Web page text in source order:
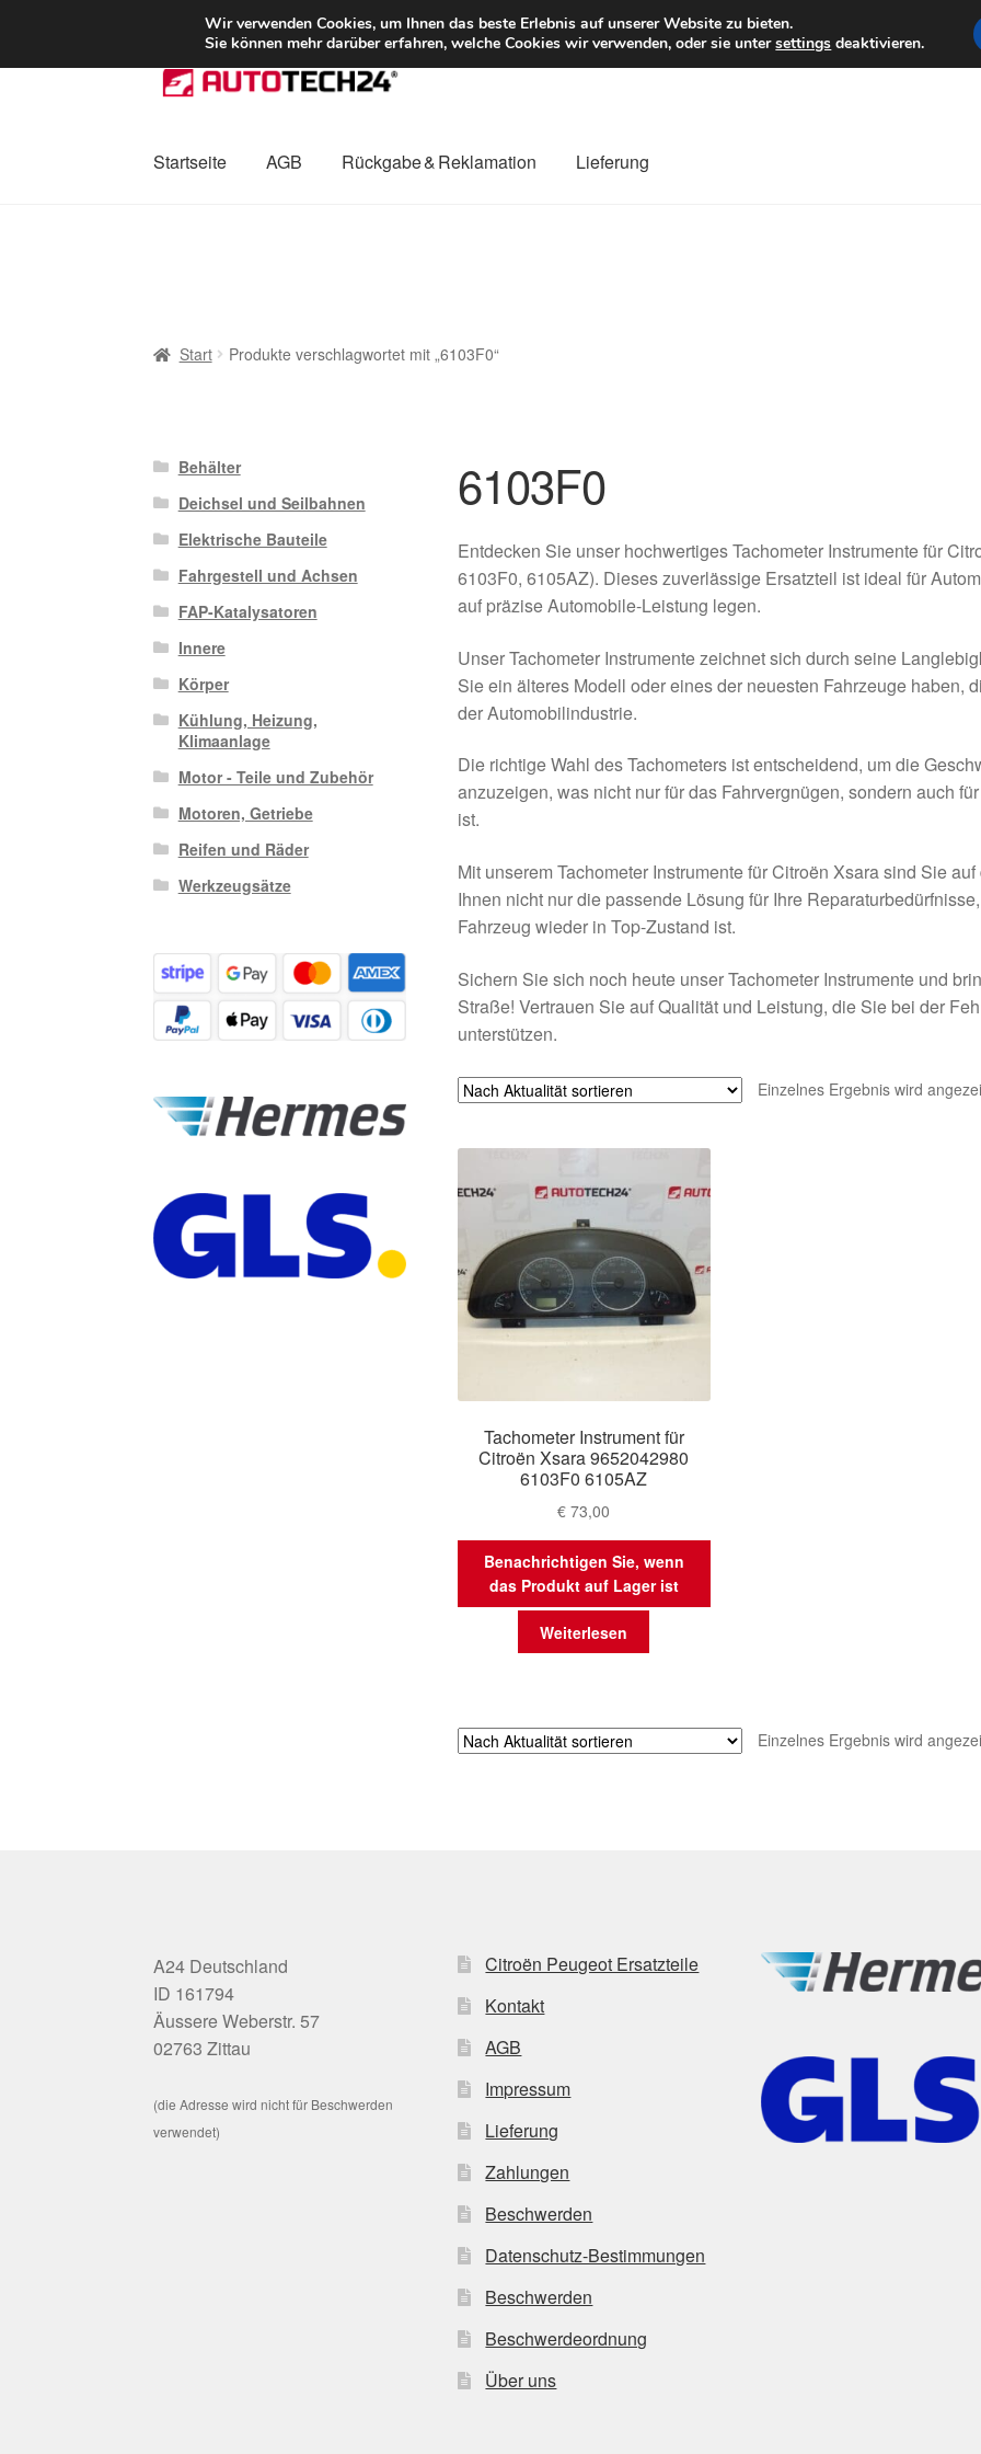
LIEFERUNG ab 6 EUR Mo–Fr
Zur
Navigation
Zum
Inhalt
Startseite
AGB Rückgabe & Reklamation Lieferung
Start Produkte verschlagwortet mit „6103F0“
6103F0
Entdecken Sie unser hochwertiges Tachometer Instrumente für
6103F0, 6105AZ). Dieses zuverlässige Ersatzteil ist ideal für
auf präzise Automobile-Leistung legen.
Unser Tachometer Instrumente zeichnet sich durch seine
Sie ein älteres Modell oder eines der neuesten Fahrzeuge haben,
der Automobilindustrie.
Die richtige Wahl des Tachometers ist entscheidend, um die
anzuzeigen, was nicht nur für das Fahrvergnügen, sondern auch
ist.
Mit unserem Tachometer Instrumente für Citroën Xsara sind Sie
Ihnen nicht nur die passende Lösung für Ihre
Fahrzeug wieder in Top-Zustand ist.
Sichern Sie sich noch heute unser Tachometer Instrumente und
Straße! Vertrauen Sie auf Qualität und Leistung, die Sie bei der
unterstützen.
Einzelnes Ergebnis wird
Tachometer Instrument für
Citroën Xsara 9652042980
6103F0 6105AZ
€ 73,00
Benachrichtigen Sie, wenn
das Produkt auf Lager ist
Weiterlesen
Einzelnes Ergebnis wird
Behälter
Deichsel und Seilbahnen
Elektrische Bauteile
Fahrgestell und Achsen
FAP-Katalysatoren
Innere
Körper
Kühlung, Heizung,
Klimaanlage
Motor - Teile und Zubehör
Motoren, Getriebe
Reifen und Räder
Werkzeugsätze
A24 Deutschland
ID 161794
Äussere Weberstr. 57
02763 Zittau
(die Adresse wird nicht für Beschwerden
verwendet)
Citroën Peugeot Ersatzteile
Kontakt
AGB
Impressum
Lieferung
Zahlungen
Beschwerden
Datenschutz-Bestimmungen
Beschwerden
Beschwerdeordnung
Über uns
Wir verwenden Cookies, um Ihnen das beste Erlebnis auf unserer Website zu bieten.
Sie können mehr darüber erfahren, welche Cookies wir verwenden, oder sie untersettings deaktivieren.